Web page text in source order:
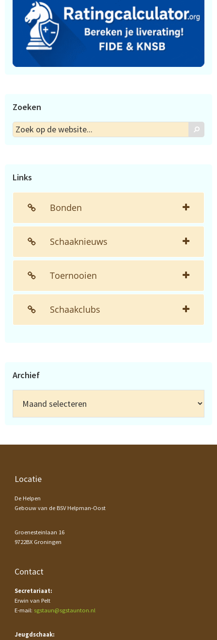
Zoeken
Zoek
op
Zoek
Links
Bonden
Schaaknieuws
Toernooien
Schaakclubs
Archief
Footer
Locatie
De Helpen
Gebouw van de BSV Helpman-Oost
Groenesteinlaan 16
9722BX Groningen
Contact
Secretariaat:
Erwin van Pelt
E-mail: sgstaun@sgstaunton.nl
Jeugdschaak: